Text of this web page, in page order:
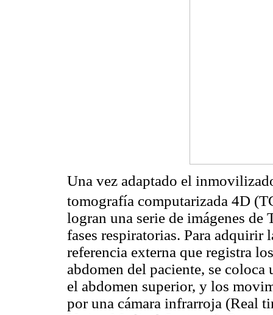
Una vez adaptado el
tomografía computarizada 4D
logran una serie de imágenes
fases respiratorias. Para adquirir
referencia externa que registra
abdomen del paciente, se
el abdomen superior, y los
por una cámara infrarroja (Real